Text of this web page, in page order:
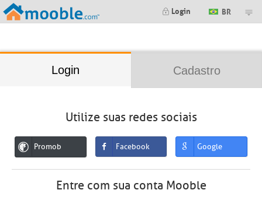
Login BR
Login Cadastro
Utilize suas redes sociais
Promob Facebook Google
Entre com sua conta Mooble